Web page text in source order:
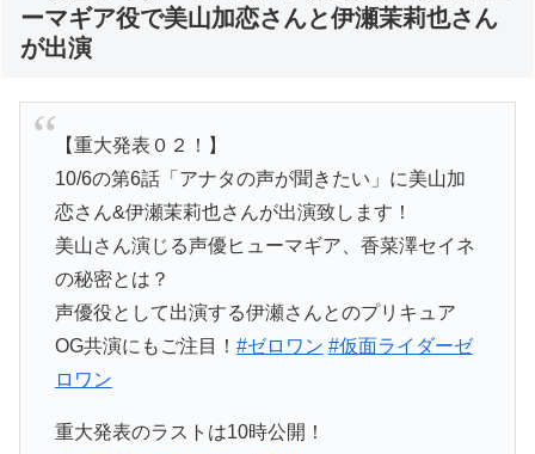
ーマギア役で美山加恋さんと伊瀬茉莉也さん
が出演
【重大発表０２！】
10/6の第6話「アナタの声が聞きたい」に美山加
恋さん&伊瀬茉莉也さんが出演致します！
美山さん演じる声優ヒューマギア、香菜澤セイネ
の秘密とは？
声優役として出演する伊瀬さんとのプリキュア
OG共演にもご注目！ #ゼロワン #仮面ライダーゼ
ロワン
重大発表のラストは10時公開！